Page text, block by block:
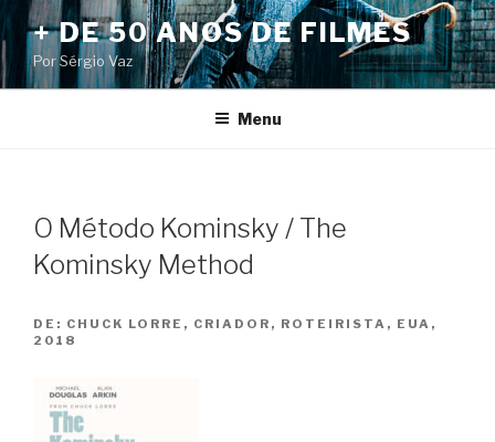
Pular
para
o
conteúdo
+ DE 50 ANOS DE FILMES
Por Sérgio Vaz
Menu
O Método Kominsky / The
Kominsky Method
DE: CHUCK LORRE, CRIADOR, ROTEIRISTA, EUA,
2018